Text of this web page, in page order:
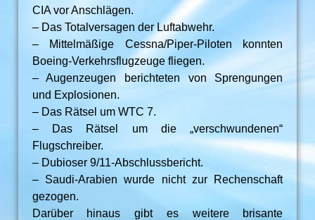
CIA vor Anschlägen.
– Das Totalversagen der Luftabwehr.
– Mittelmäßige Cessna/Piper-Piloten konnten
Boeing-Verkehrsflugzeuge fliegen.
– Augenzeugen berichteten von Sprengungen
und Explosionen.
– Das Rätsel um WTC 7.
– Das Rätsel um die „verschwundenen“
Flugschreiber.
– Dubioser 9/11-Abschlussbericht.
– Saudi-Arabien wurde nicht zur Rechenschaft
gezogen.
Darüber hinaus gibt es weitere brisante